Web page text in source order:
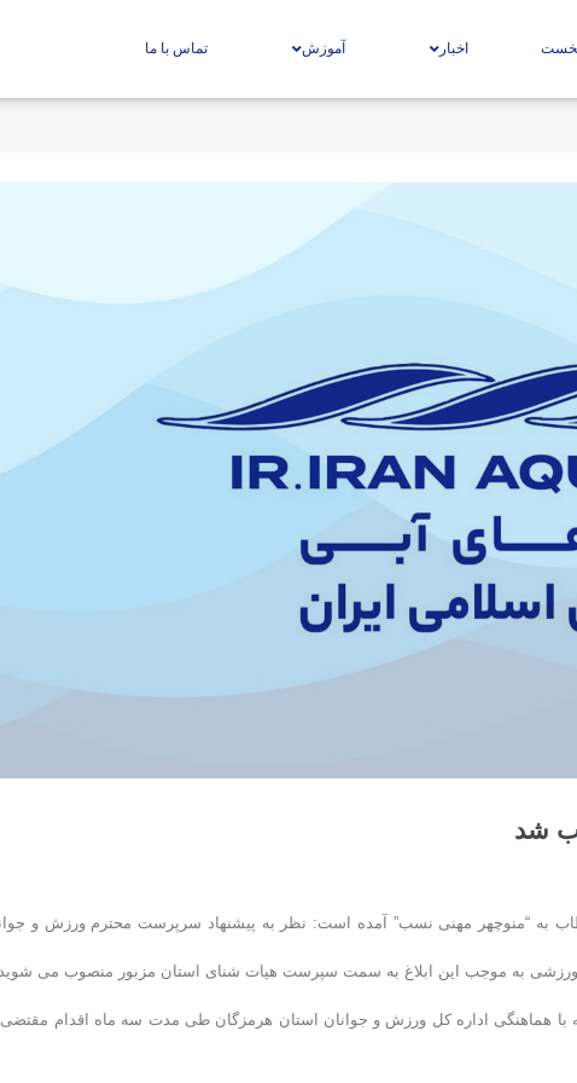
اخبار آموزش تماس با ما
شد
به “منوچهر مهنی نسب” آمده است: نظر به پیشنهاد سرپرست محترم ورزش و
هماهنگی اداره کل ورزش و جوانان استان هرمزگان طی مدت سه ماه اقدام مقتضی